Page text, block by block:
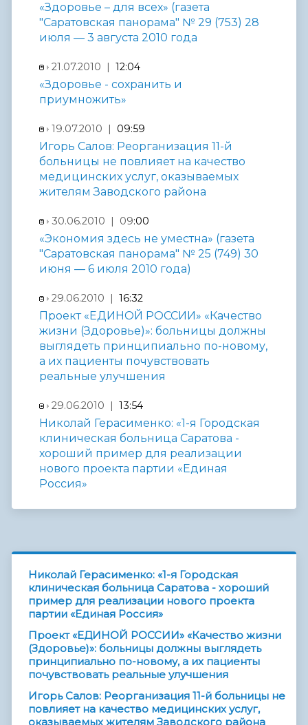
«Здоровье – для всех» (газета
"Саратовская панорама" № 29 (753) 28
июля — 3 августа 2010 года
21.07.2010 | 12:04
«Здоровье - сохранить и
приумножить»
19.07.2010 | 09:59
Игорь Салов: Реорганизация 11-й
больницы не повлияет на качество
медицинских услуг, оказываемых
жителям Заводского района
30.06.2010 | 09:00
«Экономия здесь не уместна» (газета
"Саратовская панорама" № 25 (749) 30
июня — 6 июля 2010 года)
29.06.2010 | 16:32
Проект «ЕДИНОЙ РОССИИ» «Качество
жизни (Здоровье)»: больницы должны
выглядеть принципиально по-новому,
а их пациенты почувствовать
реальные улучшения
29.06.2010 | 13:54
Николай Герасименко: «1-я Городская
клиническая больница Саратова -
хороший пример для реализации
нового проекта партии «Единая
Россия»
Николай Герасименко: «1-я Городская
клиническая больница Саратова - хороший
пример для реализации нового проекта
партии «Единая Россия»
Проект «ЕДИНОЙ РОССИИ» «Качество жизни
(Здоровье)»: больницы должны выглядеть
принципиально по-новому, а их пациенты
почувствовать реальные улучшения
Игорь Салов: Реорганизация 11-й больницы не
повлияет на качество медицинских услуг,
оказываемых жителям Заводского района